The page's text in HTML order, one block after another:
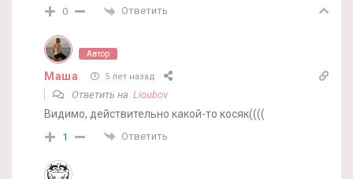
0 Ответить
Автор
Маша 5 лет назад
Ответить на Lioubov
Видимо, действительно какой-то косяк((((
1 Ответить